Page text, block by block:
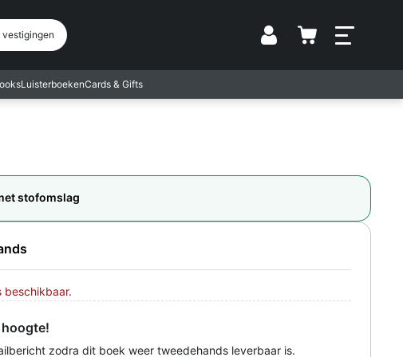
vestigingen Vestiging
LuisterboekenCards & Gifts
stofomslag
beschikbaar.
zodra dit boek weer tweedehands leverbaar is.